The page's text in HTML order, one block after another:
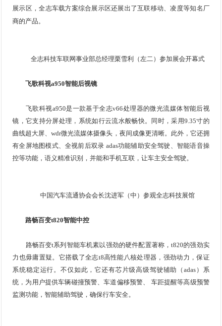
展示区，全志车载方案综合展示区还展出了互联移动、凌度等知名厂
商的产品。
全志科技车联网事业部总经理栗雪利（左二）参加展会开幕式
飞歌科视a950智能后视镜
飞歌科视a950是一款基于全志v66处理器的微光流媒体智能后视
镜，它支持分屏处理，系统如行云流水般畅快。同时，采用9.35寸的
曲线超大屏、wdr微光流媒体摄像头，夜间成像更清晰。此外，它还拥
有全屏地图模式、全视前后双录 adas功能辅助安全驾驶、智能语音操
控等功能，语义精准识别，并能和手机互联，让车主安全驾驶。
中国汽车流通协会会长沈进军（中）参观全志科技展馆
路畅百变t820智能中控
路畅百变t系列智能车机素以强劲的硬件配置著称，t820的强劲实
力也毋庸置疑。它搭载了全志t8高性能八核处理器，强劲动力，保证
系统稳定运行。不仅如此，它还有芯片级高级驾驶辅助（adas）系
统，为用户提供车辆碰撞预警、车道偏移预警、 车距提醒等高级预警
监测功能，智能辅助驾驶，确保行车安全。